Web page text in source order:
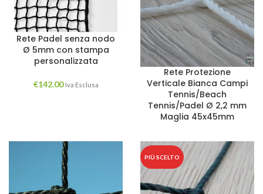
Rete Padel senza nodo
Ø 5mm con stampa
personalizzata
€142.00 Iva Esclusa
Rete Protezione
Verticale Bianca Campi
Tennis/Beach
Tennis/Padel Ø 2,2 mm
Maglia 45x45mm
PIÙ SCELTO